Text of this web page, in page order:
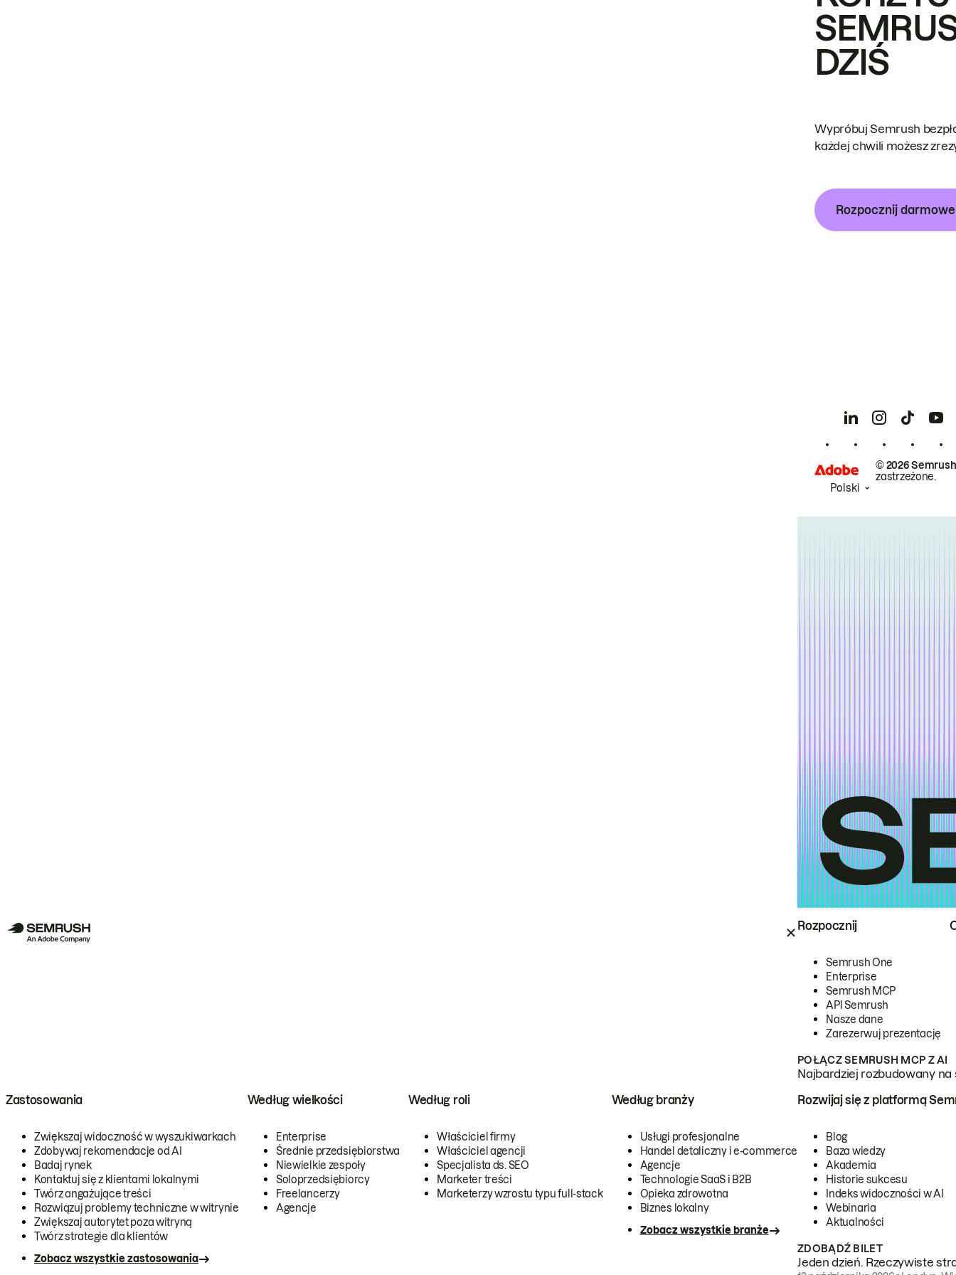
Rozpocznij
Semrush One
Enterprise
Semrush MCP
API Semrush
Nasze dane
Zarezerwuj prezentację
POŁĄCZ SEMRUSH MCP Z AI
Najbardziej rozbudowany
Zastosowania
Zwiększaj widoczność w wyszukiwarkach
Zdobywaj rekomendacje od AI
Badaj rynek
Kontaktuj się z klientami lokalnymi
Twórz angażujące treści
Rozwiązuj problemy techniczne w witrynie
Zwiększaj autorytet poza witryną
Twórz strategie dla klientów
Zobacz wszystkie zastosowania
Według wielkości
Enterprise
Średnie przedsiębiorstwa
Niewielkie zespoły
Soloprzedsiębiorcy
Freelancerzy
Agencje
Według roli
Właściciel firmy
Właściciel agencji
Specjalista ds. SEO
Marketer treści
Marketerzy wzrostu typu full-stack
Według branży
Usługi profesjonalne
Handel detaliczny i e-commerce
Agencje
Technologie SaaS i B2B
Opieka zdrowotna
Biznes lokalny
Zobacz wszystkie branże
Rozwijaj się z platformą
Blog
Baza wiedzy
Akademia
Historie sukcesu
Indeks widoczności w AI
Webinaria
Aktualności
ZDOBĄDŹ BILET
Jeden dzień. Rzeczywiste
DZIŚ
Wypróbuj Semrush
każdej chwili możesz
Rozpocznij
© 2026
zastrzeżone.
Polski